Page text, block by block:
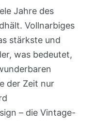
Jahre des
Vollnarbiges
stärkste und
was bedeutet,
der Zeit nur
– die Vintage-